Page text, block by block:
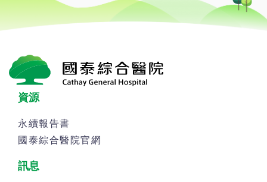
資源
永續報告書
國泰綜合醫院官網
訊息